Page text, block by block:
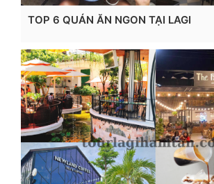
TOP 6 QUÁN ĂN NGON TẠI LAGI